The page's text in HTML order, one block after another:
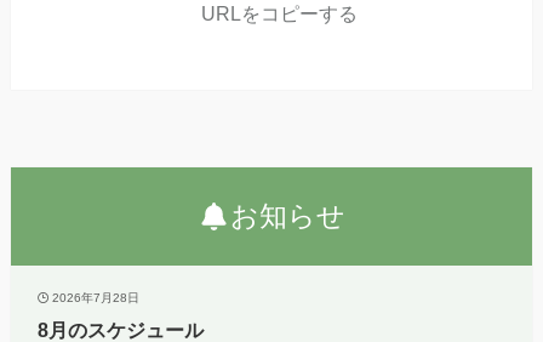
URLをコピーする
お知らせ
2026年7月28日
8月のスケジュール